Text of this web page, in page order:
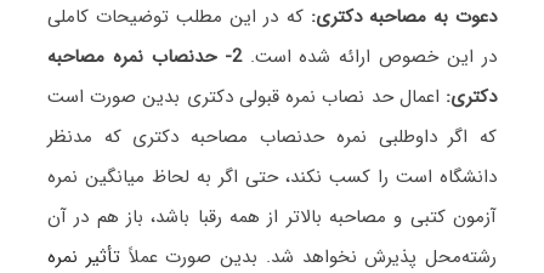
دعوت به مصاحبه دکتری: که در این مطلب توضیحات کاملی
در این خصوص ارائه شده است. 2- حدنصاب نمره مصاحبه
دکتری: اعمال حد نصاب نمره قبولی دکتری بدین صورت است
که اگر داوطلبی نمره حدنصاب مصاحبه دکتری که مدنظر
دانشگاه است را کسب نکند، حتی اگر به لحاظ میانگین نمره
آزمون کتبی و مصاحبه بالاتر از همه رقبا باشد، باز هم در آن
رشته‌محل پذیرش نخواهد شد. بدین صورت عملاً تأثیر نمره